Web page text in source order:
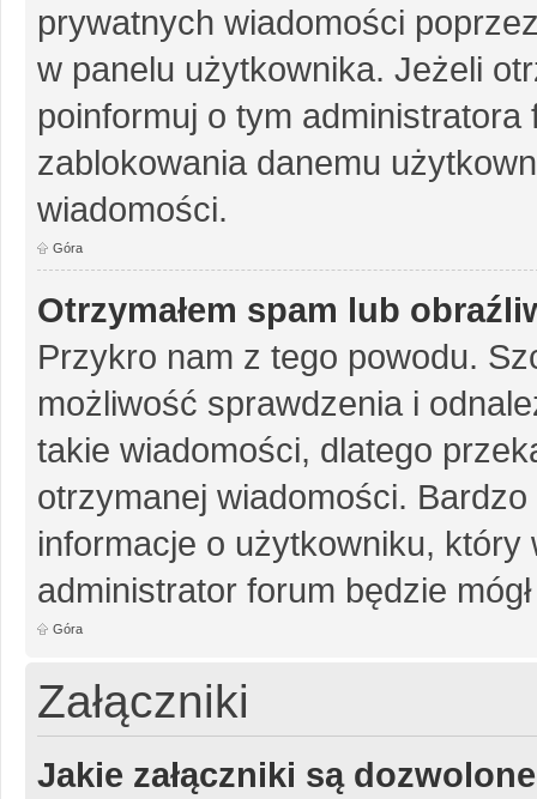
prywatnych wiadomości
w panelu użytkownika. Jeżeli
poinformuj o tym
zablokowania danemu
wiadomości.
Góra
Otrzymałem spam lub
Przykro nam z tego powodu.
możliwość sprawdzenia i
takie wiadomości, dlatego
otrzymanej wiadomości.
informacje o użytkowniku, który
administrator forum będzie
Góra
Załączniki
Jakie załączniki są